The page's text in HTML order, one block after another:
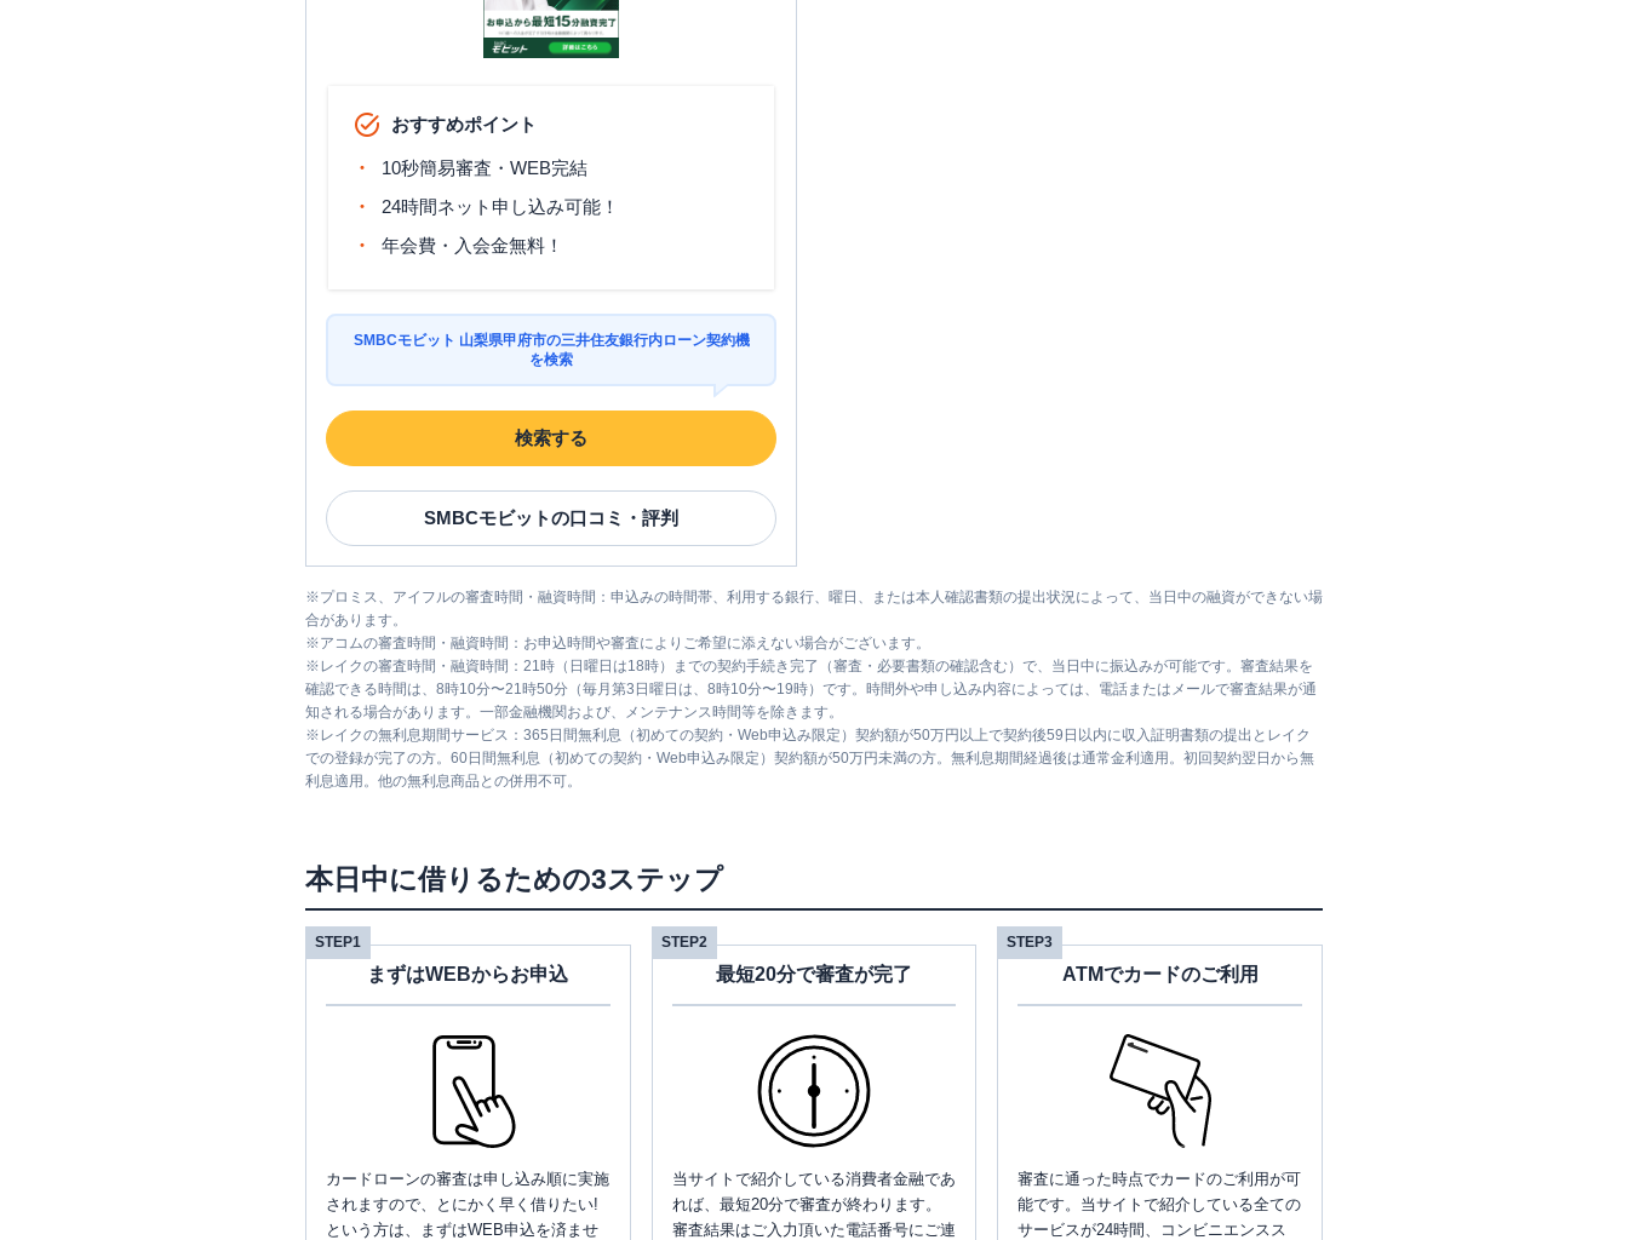
おすすめポイント
10秒簡易審査・WEB完結
24時間ネット申し込み可能！
年会費・入会金無料！
SMBCモビット 山梨県甲府市の三井住友銀行内ローン契約機
を検索
検索する
SMBCモビットの口コミ・評判
※プロミス、アイフルの審査時間・融資時間：申込みの時間帯、利用する銀行、曜日、または本人確認書類の提出状況によって、当日中の融資ができない場
合があります。
※アコムの審査時間・融資時間：お申込時間や審査によりご希望に添えない場合がございます。
※ レイクの審査時間・融資時間：21時（日曜日は18時）までの契約手続き完了（審査・必要書類の確認含む）で、当日中に振込みが可能です。審査結果を
確認できる時間は、8時10分〜21時50分（毎月第3日曜日は、8時10分〜19時）です。時間外や申し込み内容によっては、電話またはメールで審査結果が通
知される場合があります。一部金融機関および、メンテナンス時間等を除きます。
※ レイクの無利息期間サービス：365日間無利息（初めての契約・Web申込み限定）契約額が50万円以上で契約後59日以内に収入証明書類の提出とレイク
での登録が完了の方。60日間無利息（初めての契約・Web申込み限定）契約額が50万円未満の方。無利息期間経過後は通常金利適用。初回契約翌日から無
利息適用。他の無利息商品との併用不可。
本日中に借りるための3ステップ
STEP1
まずはWEBからお申込
カードローンの審査は申し込み順に実施
されますので、とにかく早く借りたい!
という方は、まずはWEB申込を済ませ
STEP2
最短20分で審査が完了
当サイトで紹介している消費者金融であ
れば、最短20分で審査が終わります。
審査結果はご入力頂いた電話番号にご連
STEP3
ATMでカードのご利用
審査に通った時点でカードのご利用が可
能です。当サイトで紹介している全ての
サービスが24時間、コンビニエンスス